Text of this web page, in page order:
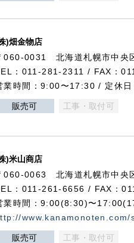
)畑金物店
060-0031 北海道札幌市中央
：011-281-2311 / FAX：
業時間：9:00〜17:30 / 定休日
販売可 工事・取付可
)米山商店
060-0063 北海道札幌市中央
：011-261-6656 / FAX：
業時間：9:00(8:30)〜
販売可 工事・取付可